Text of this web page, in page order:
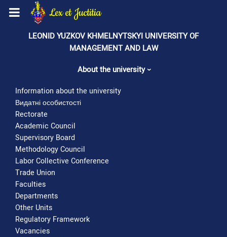
Skip
Lex et Juctitia
LEONID YUZKOV KHMELNYTSKYI UNIVERSITY OF
MANAGEMENT AND LAW
About the university
Information about the university
Видатні особистості
Rectorate
Academic Council
Supervisory Board
Methodology Council
Labor Collective Conference
Trade Union
Faculties
Departments
Other Units
Regulatory Framework
Vacancies
Матеріально-технічне забезпечення
Матеріально-технічне забезпечення
ВІДОМОСТІ про матеріально-технічне забезпечення
Відомості про кількісні та якісні показники
№
з/
п
Адреса
приміщення